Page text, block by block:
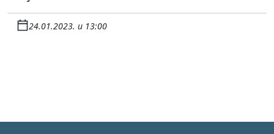
24.01.2023. u 13:00